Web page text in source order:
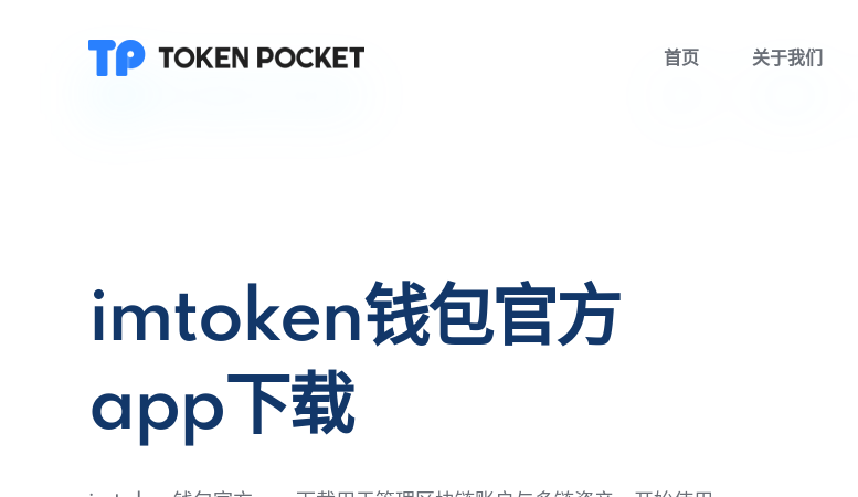
首页 关于我们
imtoken钱包官方
app下载